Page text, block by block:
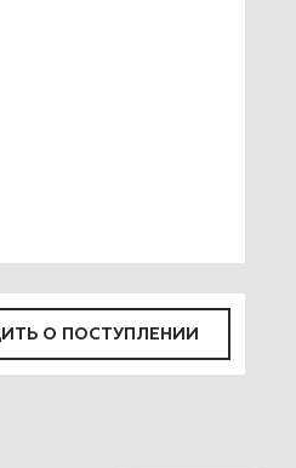
О ПОСТУПЛЕНИИ